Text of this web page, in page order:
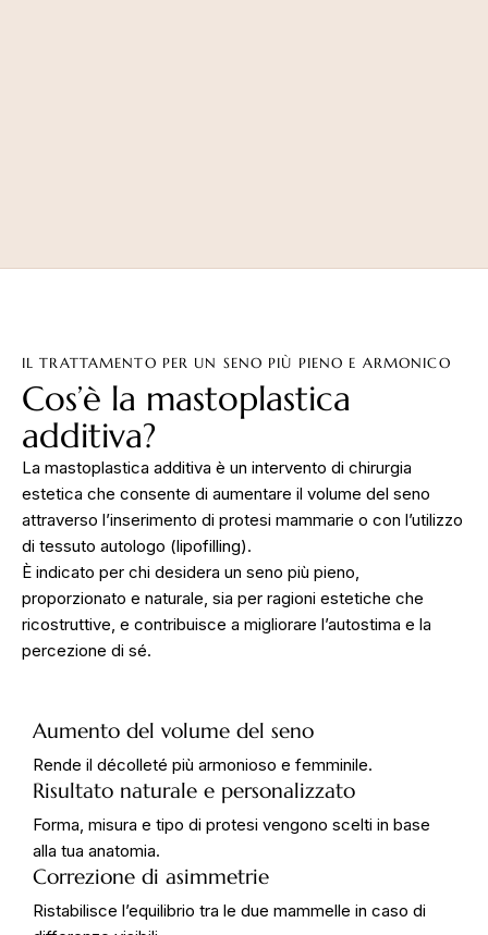
IL TRATTAMENTO PER UN SENO PIÙ PIENO E ARMONICO
Cos’è la mastoplastica
additiva?
La mastoplastica additiva è un intervento di chirurgia
estetica che consente di aumentare il volume del seno
attraverso l’inserimento di protesi mammarie o con l’utilizzo
di tessuto autologo (lipofilling).
È indicato per chi desidera un seno più pieno,
proporzionato e naturale, sia per ragioni estetiche che
ricostruttive, e contribuisce a migliorare l’autostima e la
percezione di sé.
Aumento del volume del seno
Rende il décolleté più armonioso e femminile.
Risultato naturale e personalizzato
Forma, misura e tipo di protesi vengono scelti in base
alla tua anatomia.
Correzione di asimmetrie
Ristabilisce l’equilibrio tra le due mammelle in caso di